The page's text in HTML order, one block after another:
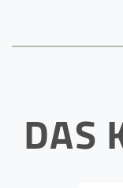
DAS